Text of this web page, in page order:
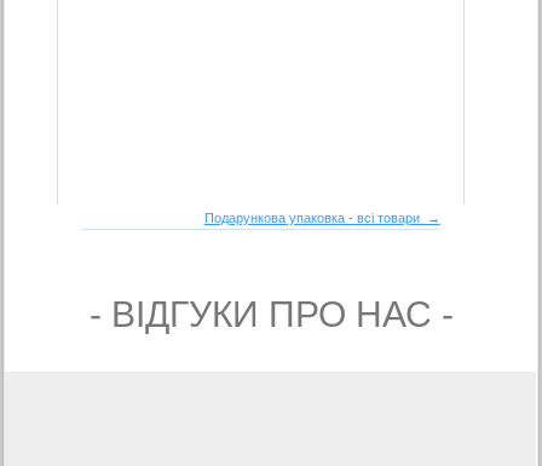
Подарункова упаковка - всі товари →
- ВIДГУКИ ПРО НАС -